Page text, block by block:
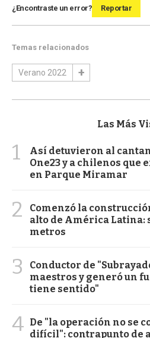
¿Encontraste un error? Reportar
Temas relacionados
Verano 2022
Las Más
1
Así detuvieron al
One23 y a chilenos que
en Parque Miramar
2
Comenzó la
alto de América Latina:
metros
3
Conductor de
maestros y generó un
tiene sentido"
4 De "la operación no se
difícil": contrapunto de